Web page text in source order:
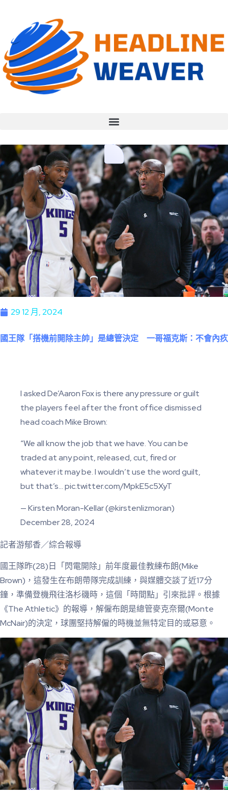
29 12 月, 2024
國王隊「搭機前開除主帥」是總管決定 一哥福克斯：不會內疚
I asked De’Aaron Fox is there any pressure or guilt
the players feel after the front office dismissed
head coach Mike Brown:
“We all know the job that we have. You can be
traded at any point, released, cut, fired or
whatever it may be. I wouldn’t use the word guilt,
but that’s… pic.twitter.com/MpkE5c5XyT
— Kirsten Moran-Kellar (@kirstenlizmoran)
December 28, 2024
記者游郁香／綜合報導
國王隊昨(28)日「閃電開除」前年度最佳教練布朗(Mike
Brown)，這發生在布朗帶隊完成訓練，與媒體交談了近17分
鐘，準備登機飛往洛杉磯時，這個「時間點」引來批評。根據
《The Athletic》的報導，解僱布朗是總管麥克奈爾(Monte
McNair)的決定，球團堅持解僱的時機並無特定目的或惡意。